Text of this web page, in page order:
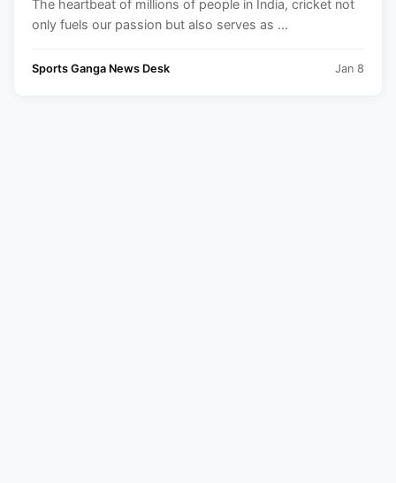
The heartbeat of millions of people in India, cricket not
only fuels our passion but also serves as ...
Sports Ganga News Desk Jan 8